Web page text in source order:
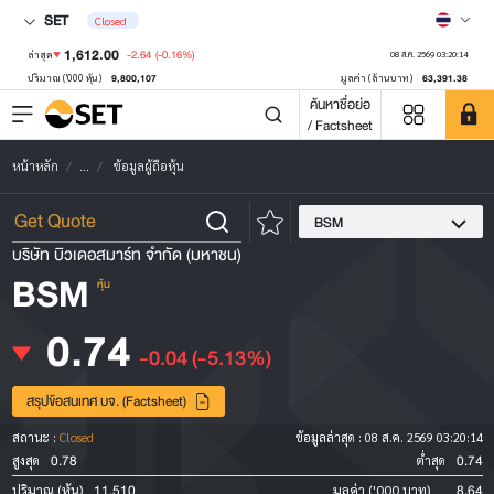
SET Closed
ล่าสุด 1,612.00 -2.64 (-0.16%) 08 ส.ค. 2569 03:20:14
ปริมาณ ('000 หุ้น) 9,800,107 มูลค่า (ล้านบาท) 63,391.38
ค้นหาชื่อย่อ
/ Factsheet
หน้าหลัก ... ข้อมูลผู้ถือหุ้น
BSM
บริษัท บิวเดอสมาร์ท จำกัด (มหาชน)
BSM หุ้น
0.74 -0.04(-5.13%)
สรุปข้อสนเทศ บจ. (Factsheet)
สถานะ : Closed ข้อมูลล่าสุด : 08 ส.ค. 2569 03:20:14
สูงสุด
0.78 ต่ำสุด 0.74
ปริมาณ (หุ้น) มูลค่า ('000 บาท)